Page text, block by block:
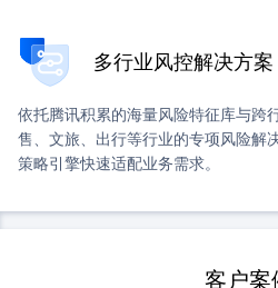
多行业风控解决方案
依托腾讯积累的海量风险特征库与跨
售、文旅、出行等行业的专项风险解
策略引擎快速适配业务需求。
客户案